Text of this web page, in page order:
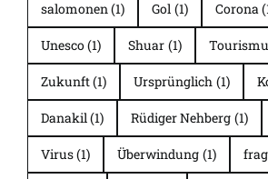
salomonen (1) Gol (1) Corona
Unesco(1) Shuar (1)
Zukunft(1) Ursprünglich (1)
Danakil (1) Rüdiger Nehberg (1)
Virus(1) Überwindung (1)